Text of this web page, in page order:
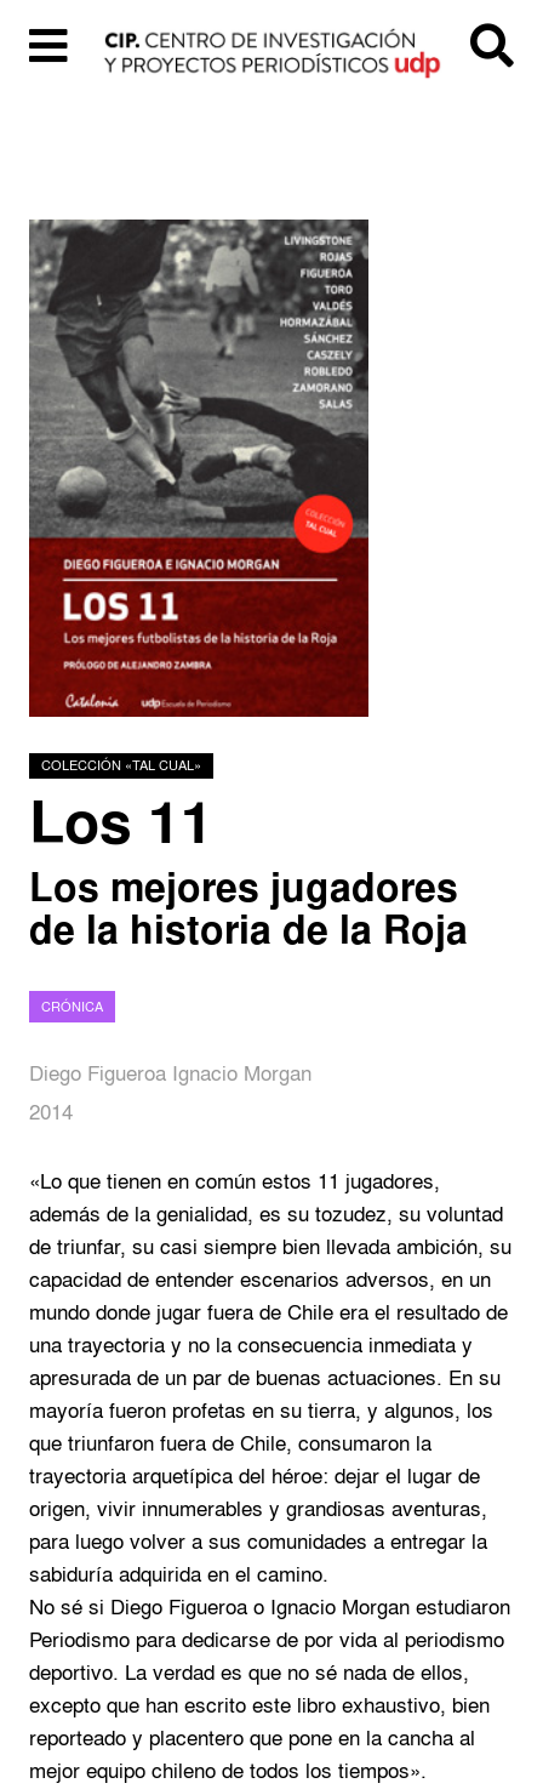
Quiénes
Somos
Colección
«Tal
Cual»
Proyectos
digitales
Podcasts
Investigadores
COLECCIÓN «TAL CUAL»
Los 11
Los mejores jugadores
de la historia de la Roja
CRÓNICA
Diego Figueroa Ignacio Morgan
2014
«Lo que tienen en común estos 11 jugadores,
además de la genialidad, es su tozudez, su voluntad
de triunfar, su casi siempre bien llevada ambición, su
capacidad de entender escenarios adversos, en un
mundo donde jugar fuera de Chile era el resultado de
una trayectoria y no la consecuencia inmediata y
apresurada de un par de buenas actuaciones. En su
mayoría fueron profetas en su tierra, y algunos, los
que triunfaron fuera de Chile, consumaron la
trayectoria arquetípica del héroe: dejar el lugar de
origen, vivir innumerables y grandiosas aventuras,
para luego volver a sus comunidades a entregar la
sabiduría adquirida en el camino.
No sé si Diego Figueroa o Ignacio Morgan estudiaron
Periodismo para dedicarse de por vida al periodismo
deportivo. La verdad es que no sé nada de ellos,
excepto que han escrito este libro exhaustivo, bien
reporteado y placentero que pone en la cancha al
mejor equipo chileno de todos los tiempos».